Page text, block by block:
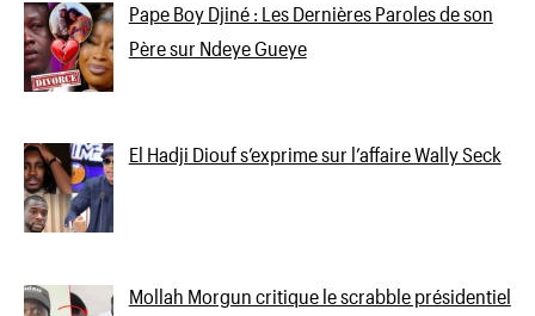
Pape Boy Djiné : Les Dernières Paroles de son
Père sur Ndeye Gueye
El Hadji Diouf s’exprime sur l’affaire Wally Seck
Mollah Morgun critique le scrabble présidentiel